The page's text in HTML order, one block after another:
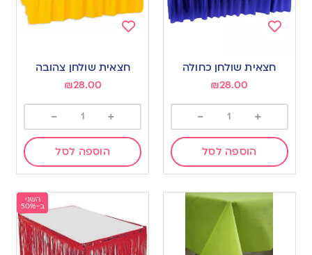
חצאית שולחן כחולה
₪28.00
+
-
הוספה לסל
חצאית שולחן צהובה
₪28.00
+
-
הוספה לסל
השני
ב-50%